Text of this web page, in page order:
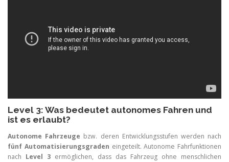
Level 3: Was bedeutet autonomes Fahren und
ist es erlaubt?
Autonome Fahrzeuge bzw. deren Entwicklungsstufen werden nach
fünf Automatisierungsgraden eingeteilt. Autonome Fahrfunktionen
nach Level 3 ermöglichen, dass das Fahrzeug ohne menschlichen